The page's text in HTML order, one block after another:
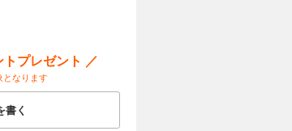
プレゼント ／
となります
書く